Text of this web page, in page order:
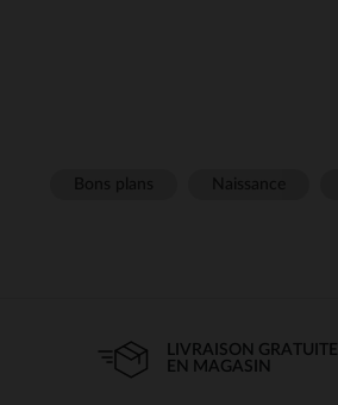
LIVRAISON GRATUITE
EN MAGASIN